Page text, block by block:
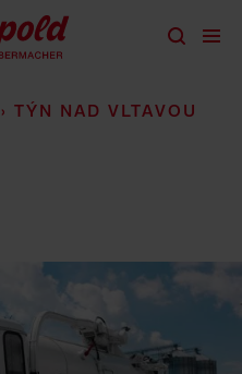
› TÝN NAD VLTAVOU